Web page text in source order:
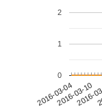
2016-03-042016-03-10
2016-
0
1
2